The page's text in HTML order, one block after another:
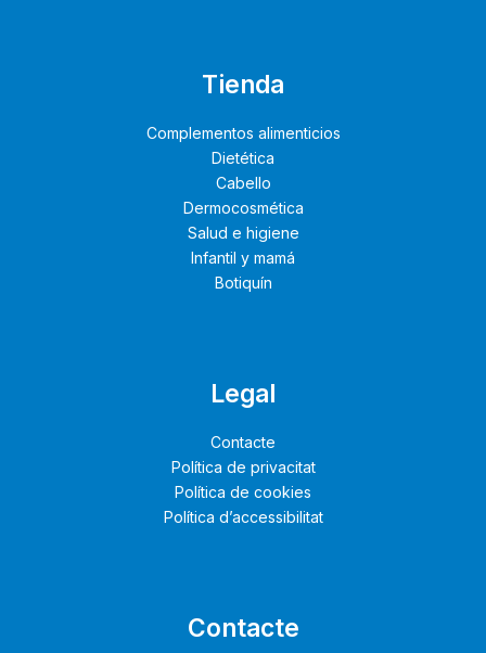
Tienda
Complementos alimenticios
Dietética
Cabello
Dermocosmética
Salud e higiene
Infantil y mamá
Botiquín
Legal
Contacte
Política de privacitat
Política de cookies
Política d’accessibilitat
Contacte